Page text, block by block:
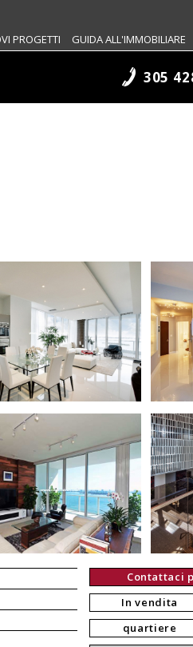
PROGETTI GUIDA ALL'IMMOBILIARE
305
Contattaci
In vendita
quartiere